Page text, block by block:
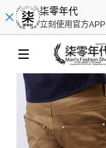
柒零年代
立刻使用官方APP